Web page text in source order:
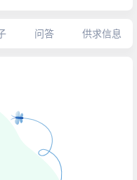
问答 供求信息